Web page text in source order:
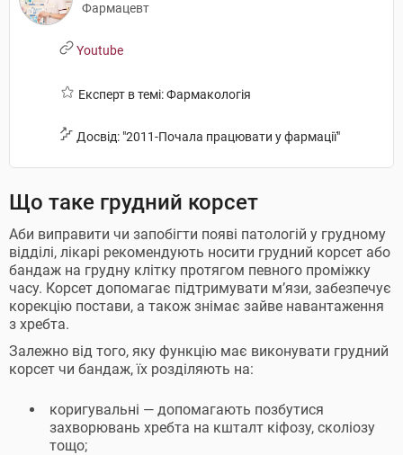
Фармацевт
Youtube
Експерт в темі: Фармакологія
Досвід: "2011-Почала працювати у фармації"
Що таке грудний корсет
Аби виправити чи запобігти появі патологій у грудному
відділі, лікарі рекомендують носити грудний корсет або
бандаж на грудну клітку протягом певного проміжку
часу. Корсет допомагає підтримувати м’язи, забезпечує
корекцію постави, а також знімає зайве навантаження
з хребта.
Залежно від того, яку функцію має виконувати грудний
корсет чи бандаж, їх розділяють на:
коригувальні — допомагають позбутися
захворювань хребта на кшталт кіфозу, сколіозу
тощо;